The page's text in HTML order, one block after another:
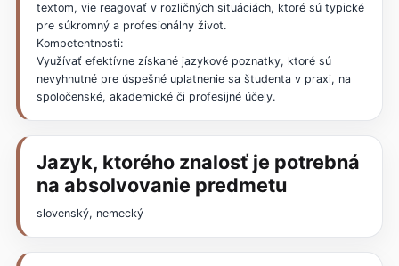
textom, vie reagovať v rozličných situáciách, ktoré sú typické
pre súkromný a profesionálny život.
Kompetentnosti:
Využívať efektívne získané jazykové poznatky, ktoré sú
nevyhnutné pre úspešné uplatnenie sa študenta v praxi, na
spoločenské, akademické či profesijné účely.
Jazyk, ktorého znalosť je potrebná
na absolvovanie predmetu
slovenský, nemecký